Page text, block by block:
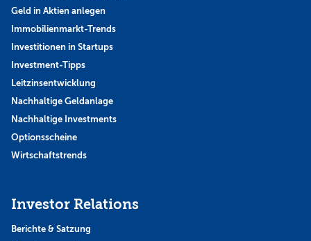
Geld in Aktien anlegen
Immobilienmarkt-Trends
Investitionen in Startups
Investment-Tipps
Leitzinsentwicklung
Nachhaltige Geldanlage
Nachhaltige Investments
Optionsscheine
Wirtschaftstrends
Investor Relations
Berichte & Satzung